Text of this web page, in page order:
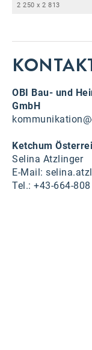
2 250 x 2 813
OBI Bau- und
GmbH
Ketchum
Selina Atzlinger
E-Mail:
Tel.: +43-664-